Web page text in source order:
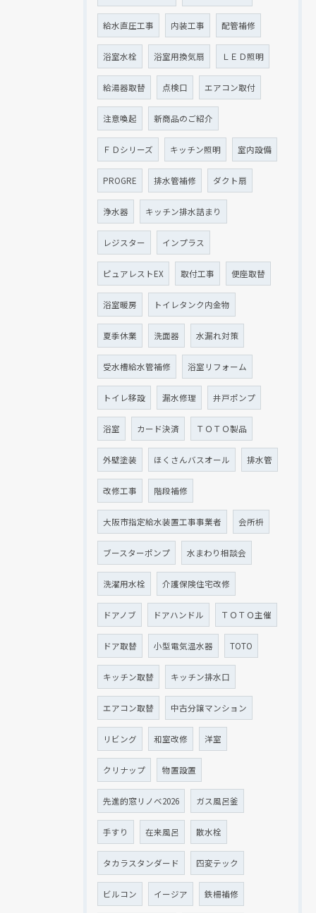
給水直圧工事 内装工事 配管補修
浴室水栓 浴室用換気扇 ＬＥＤ照明
給湯器取替 点検口 エアコン取付
注意喚起 新商品のご紹介
ＦＤシリーズ キッチン照明 室内設備
PROGRE 排水管補修 ダクト扇
浄水器 キッチン排水詰まり
レジスター インプラス
ピュアレストEX 取付工事 便座取替
浴室暖房 トイレタンク内金物
夏季休業 洗面器 水漏れ対策
受水槽給水管補修 浴室リフォーム
トイレ移設 漏水修理 井戸ポンプ
浴室 カード決済 ＴＯＴＯ製品
外壁塗装 ほくさんバスオール 排水管
改修工事 階段補修
大阪市指定給水装置工事事業者 会所枡
ブースターポンプ 水まわり相談会
洗濯用水栓 介護保険住宅改修
ドアノブ ドアハンドル ＴＯＴＯ主催
ドア取替 小型電気温水器 TOTO
キッチン取替 キッチン排水口
エアコン取替 中古分譲マンション
リビング 和室改修 洋室
クリナップ 物置設置
先進的窓リノベ2026 ガス風呂釜
手すり 在来風呂 散水栓
タカラスタンダード 四変テック
ビルコン イージア 鉄柵補修